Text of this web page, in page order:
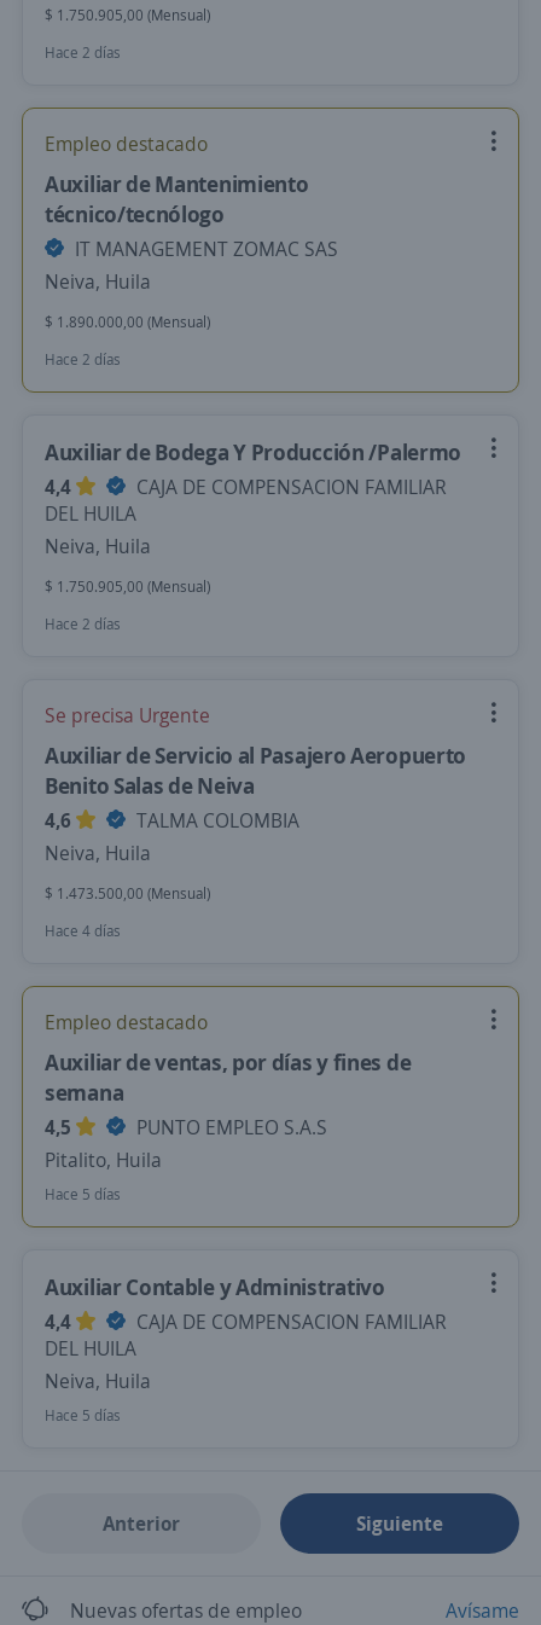
$ 1.750.905,00 (Mensual)
Hace 2 días
Empleo destacado
Auxiliar de Mantenimiento
técnico/tecnólogo
IT MANAGEMENT ZOMAC SAS
Neiva, Huila
$ 1.890.000,00 (Mensual)
Hace 2 días
Auxiliar de Bodega Y Producción /Palermo
4,4
CAJA DE COMPENSACION FAMILIAR
DEL HUILA
Neiva, Huila
$ 1.750.905,00 (Mensual)
Hace 2 días
Se precisa Urgente
Auxiliar de Servicio al Pasajero Aeropuerto
Benito Salas de Neiva
4,6
TALMA COLOMBIA
Neiva, Huila
$ 1.473.500,00 (Mensual)
Hace 4 días
Empleo destacado
Auxiliar de ventas, por días y fines de
semana
4,5
PUNTO EMPLEO S.A.S
Pitalito, Huila
Hace 5 días
Auxiliar Contable y Administrativo
4,4
CAJA DE COMPENSACION FAMILIAR
DEL HUILA
Neiva, Huila
Hace 5 días
Anterior Siguiente
Nuevas ofertas de empleo Avísame